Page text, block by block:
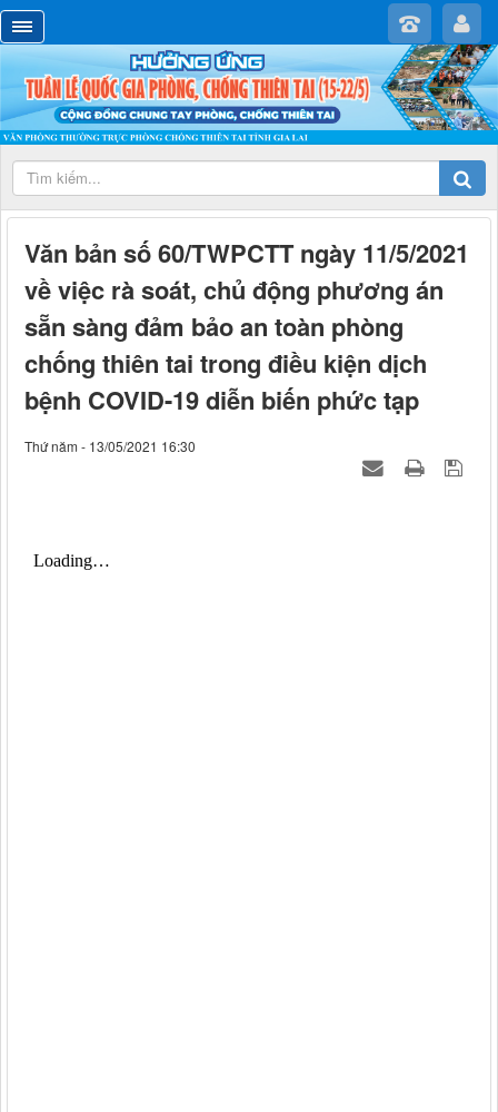
Văn bản số 60/TWPCTT ngày 11/5/2021
về việc rà soát, chủ động phương án
sẵn sàng đảm bảo an toàn phòng
chống thiên tai trong điều kiện dịch
bệnh COVID-19 diễn biến phức tạp
Thứ năm - 13/05/2021 16:30